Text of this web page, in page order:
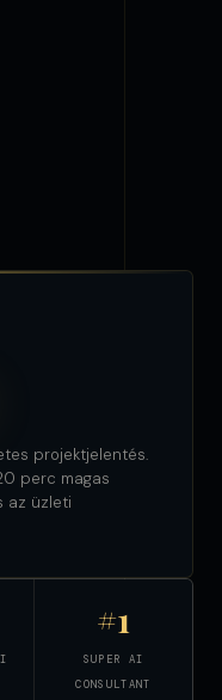
projektjelentés.
perc magas
az üzleti
#1
SUPER AI
CONSULTANT